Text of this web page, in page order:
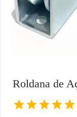
Roldana de